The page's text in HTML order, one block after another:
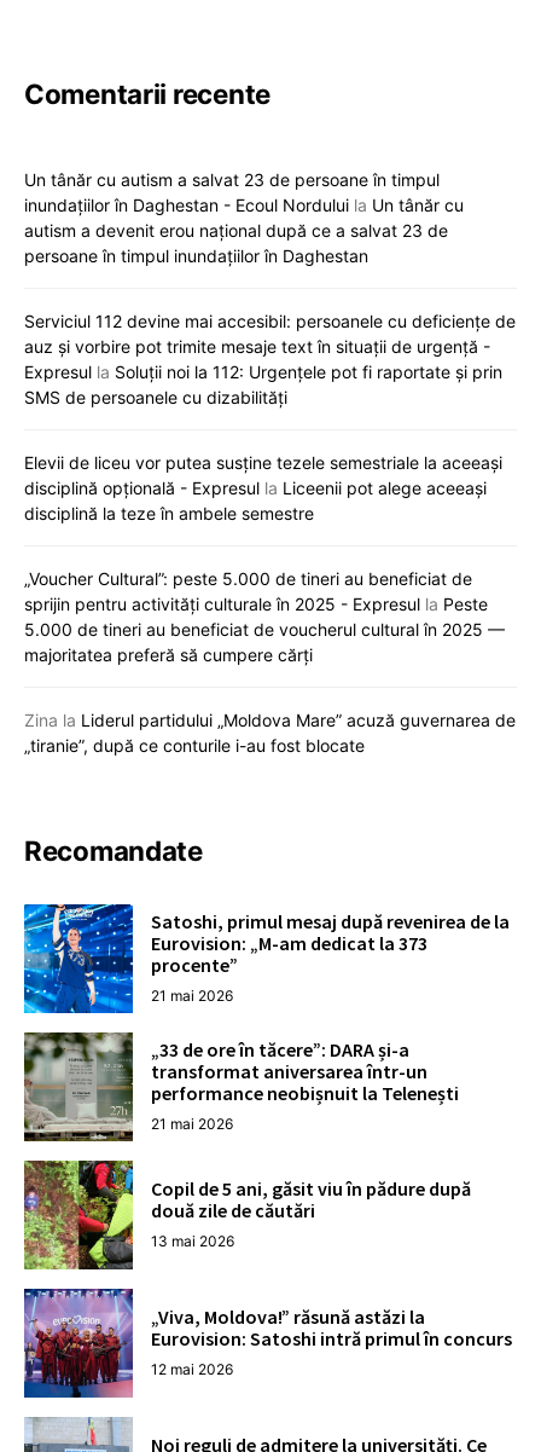
Comentarii recente
Un tânăr cu autism a salvat 23 de persoane în timpul
inundațiilor în Daghestan - Ecoul Nordului la Un tânăr cu
autism a devenit erou național după ce a salvat 23 de
persoane în timpul inundațiilor în Daghestan
Serviciul 112 devine mai accesibil: persoanele cu deficiențe de
auz și vorbire pot trimite mesaje text în situații de urgență -
Expresul la Soluții noi la 112: Urgențele pot fi raportate și prin
SMS de persoanele cu dizabilități
Elevii de liceu vor putea susține tezele semestriale la aceeași
disciplină opțională - Expresul la Liceenii pot alege aceeași
disciplină la teze în ambele semestre
„Voucher Cultural”: peste 5.000 de tineri au beneficiat de
sprijin pentru activități culturale în 2025 - Expresul la Peste
5.000 de tineri au beneficiat de voucherul cultural în 2025 —
majoritatea preferă să cumpere cărți
Zina la Liderul partidului „Moldova Mare” acuză guvernarea de
„tiranie”, după ce conturile i-au fost blocate
Recomandate
Satoshi, primul mesaj după revenirea de la
Eurovision: „M-am dedicat la 373
procente”
21 mai 2026
„33 de ore în tăcere”: DARA și-a
transformat aniversarea într-un
performance neobișnuit la Telenești
21 mai 2026
Copil de 5 ani, găsit viu în pădure după
două zile de căutări
13 mai 2026
„Viva, Moldova!” răsună astăzi la
Eurovision: Satoshi intră primul în concurs
12 mai 2026
Noi reguli de admitere la universități. Ce